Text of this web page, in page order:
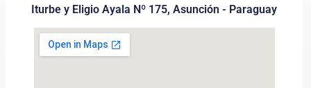
Iturbe y Eligio Ayala Nº 175, Asunción - Paraguay